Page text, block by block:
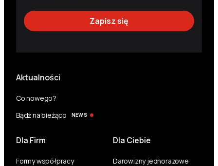
Aktualności
Co nowego?
Bądź na bieżąco
NEWS
Dla Firm
Formy współpracy
Dla Ciebie
Darowizny jednorazowe